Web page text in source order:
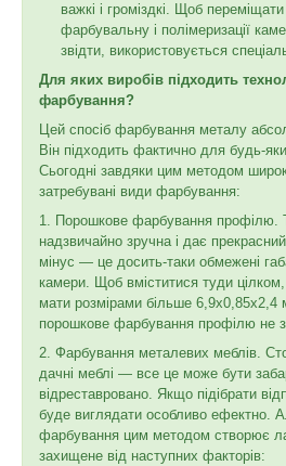
важкі і громіздкі. Щоб
фарбувальну і полімеризації
звідти, використовується
Для яких виробів підходить
фарбування?
Цей спосіб фарбування металу
Він підходить фактично для будь-
Сьогодні завдяки цим методом
затребувані види фарбування:
1. Порошкове фарбування профілю.
надзвичайно зручна і дає
мінус — це досить-таки обмежені
камери. Щоб вміститися туди
мати розмірами більше
порошкове фарбування профілю не
2. Фарбування металевих меблів.
дачні меблі — все це може бути
відреставровано. Якщо підібрати
буде виглядати особливо ефектно.
фарбування цим методом створює
захищене від наступних факторів: